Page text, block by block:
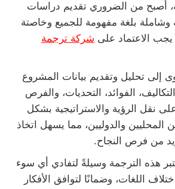
أصبح من الضروري تقديم دراسات
بلغة مفهومة للجميع وخاصتة
يجب الاعتماد على شركة ترجمة
إلى تحليل وتقديم بيانات المشروع
الفوائد، التحديات، والفرص
نقل الرؤية والاستراتيجية بشكل
المحليين والدوليين، مما يسهل اتخاذ
من فرص النجاح.
هذه الترجمة وسيلةً لتفادي أي سوء
اللغات، وضمانًا لتوافق الأفكار